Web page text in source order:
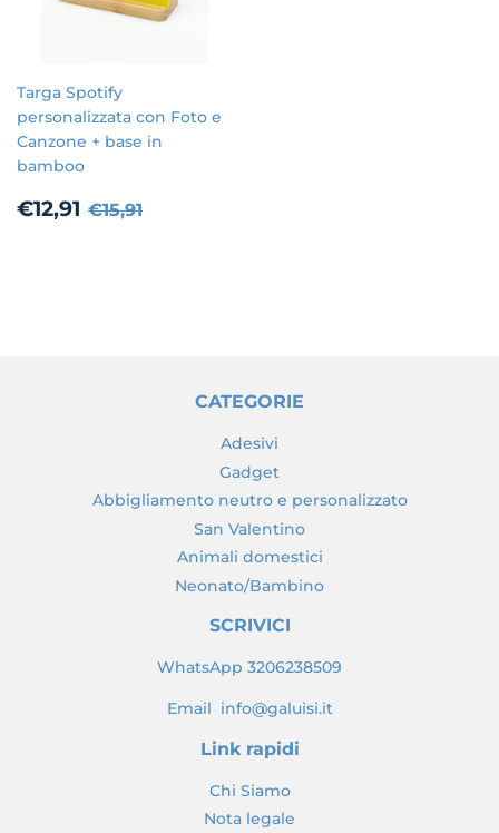
Targa Spotify
personalizzata con Foto e
Canzone + base in
bamboo
Prezzo
€12,91 €12,91
Prezzo di listino
€15,91
CATEGORIE
Adesivi
Gadget
Abbigliamento neutro e personalizzato
San Valentino
Animali domestici
Neonato/Bambino
SCRIVICI
WhatsApp 3206238509
Email info@galuisi.it
Link rapidi
Chi Siamo
Nota legale